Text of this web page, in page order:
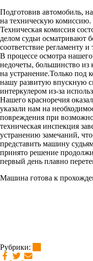
Подготовив автомобиль,
на техническую комиссию.
Техническая комиссия
делом судьи осматривают
соответствие регламенту
В процессе осмотра
недочеты, большинство из
на устранение.Только под
нашу развитую впускную
интеркулером из-за
Нашего красноречия
указали нам на
повреждения при
техническая инспекция
устранению замечаний,
представить машину
принято решение
первый день плавно
Машина готова к
Рубрики: